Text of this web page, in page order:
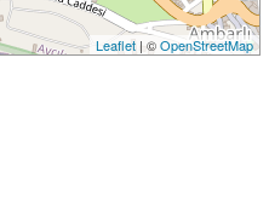
Leaflet| ©OpenStreetMap